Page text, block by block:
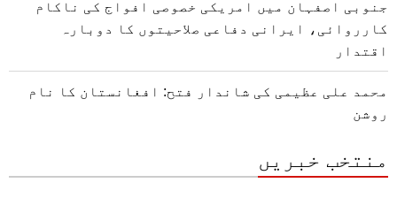
جنوبی اصفہان میں امریکی خصوصی افواج کی ناکام
کارروائی، ایرانی دفاعی صلاحیتوں کا دوبارہ
اقتدار
محمد علی عظیمی کی شاندار فتح: افغانستان کا نام
روشن
منتخب خبریں